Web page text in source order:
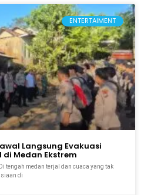
ENTERTAIMENT
Langsung Evakuasi
Medan Ekstrem
tengah medan terjal dan cuaca yang tak
di